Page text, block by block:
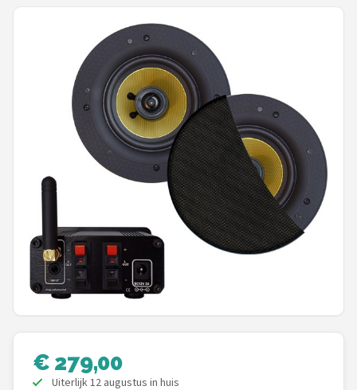
Sonos
Samsung
POPULAIRE MERKEN
Power Dynamics
Soundskins
Teufel
ArtSound
AquaSound
€ 279,00
Uiterlijk 12 augustus in huis